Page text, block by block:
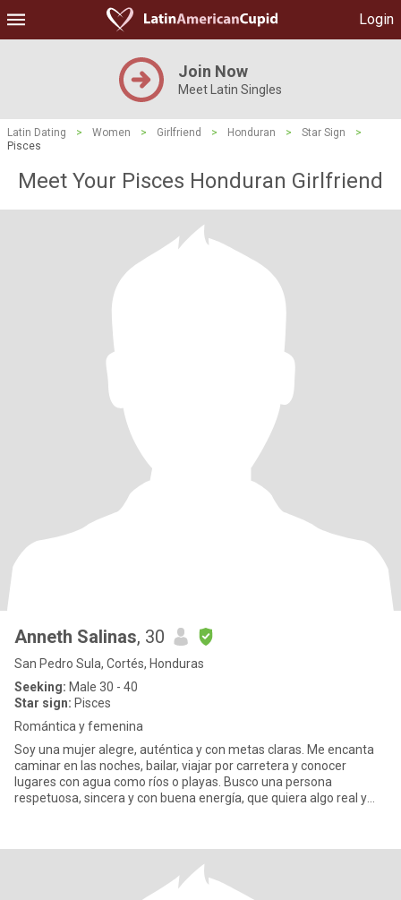
Login
Join Now
Meet Latin Singles
Latin Dating > Women > Girlfriend > Honduran > Star Sign
>
Pisces
Meet Your Pisces Honduran Girlfriend
Anneth Salinas, 30
San Pedro Sula, Cortés, Honduras
Seeking: Male 30 - 40
Star sign: Pisces
Romántica y femenina
Soy una mujer alegre, auténtica y con metas claras. Me encanta
caminar en las noches, bailar, viajar por carretera y conocer
lugares con agua como ríos o playas. Busco una persona
respetuosa, sincera y con buena energía, que quiera algo real y